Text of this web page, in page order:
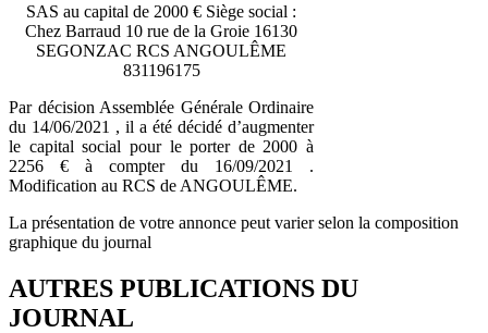
SAS au capital de 2000 € Siège social :
Chez Barraud 10 rue de la Groie 16130
SEGONZAC RCS ANGOULÊME
831196175
Par décision Assemblée Générale Ordinaire
du 14/06/2021 , il a été décidé d’augmenter
le capital social pour le porter de 2000 à
2256 € à compter du 16/09/2021 .
Modification au RCS de ANGOULÊME.
La présentation de votre annonce peut varier selon la composition
graphique du journal
AUTRES PUBLICATIONS DU
JOURNAL